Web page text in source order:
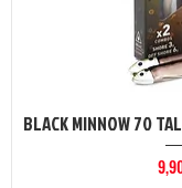
BLACK MINNOW 70